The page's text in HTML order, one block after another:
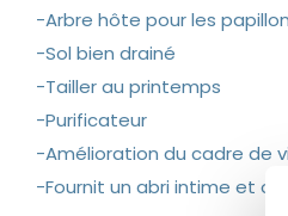
-Arbre hôte pour les
-Sol bien drainé
-Tailler au printemps
-Purificateur
-Amélioration du cadre de
-Fournit un abri intime et